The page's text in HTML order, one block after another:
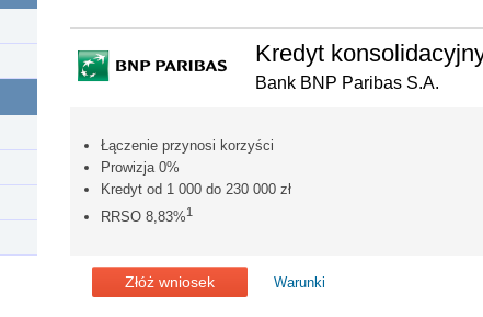
Kredyt
Bank BNP Paribas S.A.
Łączenie przynosi korzyści
Prowizja 0%
Kredyt od 1 000 do 230 000 zł
RRSO 8,83%1
Złóż wniosek Warunki